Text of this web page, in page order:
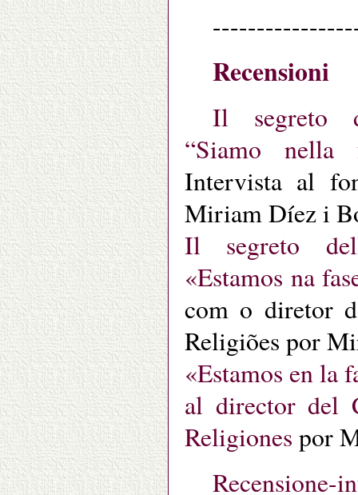
Recensioni
Il segreto
“Siamo nella
Intervista al
Miriam Díez i
Il segreto
«Estamos na
com o diretor
Religiões por
«Estamos en la
al director del
Religiones por